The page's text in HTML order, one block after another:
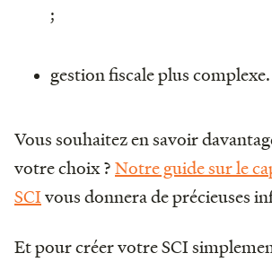
;
gestion fiscale plus complexe.
Vous souhaitez en savoir
votre choix ?Notre guide sur le
SCIvous donnera de précieuses
Et pour créer votre SCI